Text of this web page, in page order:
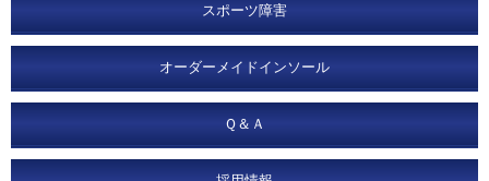
スポーツ障害
オーダーメイドインソール
Ｑ＆Ａ